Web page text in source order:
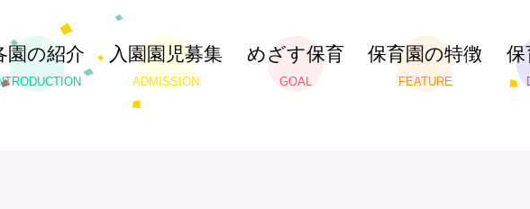
園の紹介 入園園児募集
ADMISSION
めざす保育
GOAL
保育園の特徴
FEATURE
保